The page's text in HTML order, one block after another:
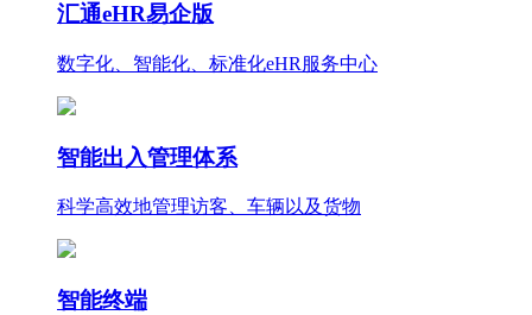
汇通eHR易企版
数字化、智能化、标准化eHR服务中心
智能出入管理体系
科学高效地管理访客、车辆以及货物
智能终端